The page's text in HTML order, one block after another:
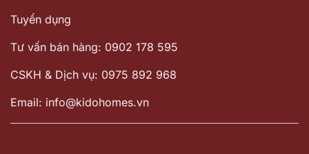
Tuyển dụng
Tư vấn bán hàng: 0902 178 595
CSKH & Dịch vụ: 0975 892 968
Email: info@kidohomes.vn